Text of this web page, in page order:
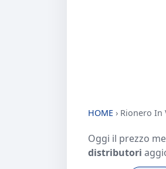
HOME › Rionero In
Oggi il prezzo
distributori